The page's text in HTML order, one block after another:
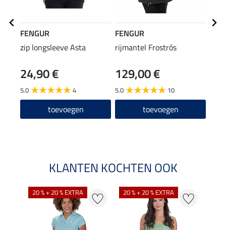
FENGUR
zip longsleeve Asta
24,90 €
5.0 4
toevoegen
FENGUR
rijmantel Frostrós
129,00 €
5.0 10
toevoegen
KLANTEN KOCHTEN OOK
20 % + 20 % EXTRA 20 % + 20 % EXTRA